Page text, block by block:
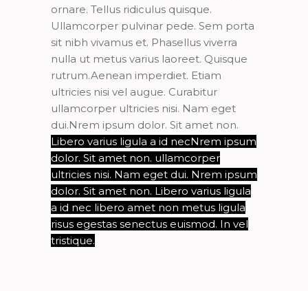
ornare. Tellus ridiculus quisque.
Ullamcorper pulvinar pede. Sem porta
sit nibh vivamus et. Phasellus viverra
nulla ut metus varius laoreet. Quisque
rutrum.Aenean imperdiet. Etiam
ultricies nisi vel augue. Curabitur
ullamcorper ultricies nisi. Nam eget
dui.Nrem ipsum dolor. Sit amet non.
Libero varius ligula a id necNrem ipsum
dolor. Sit amet non. ullamcorper
ultricies nisi. Nam eget dui. Nrem ipsum
dolor. Sit amet non. Libero varius ligula
a id nec libero amet non metus ligula
risus egestas senectus euismod. In vel
tristique.